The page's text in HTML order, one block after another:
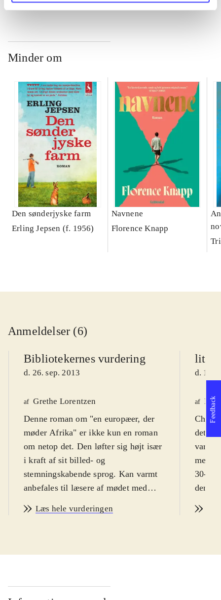
Minder om
Den sønderjyske farm
Erling Jepsen (f. 1956)
Navnene
Florence Knapp
Anmeldelser (6)
Bibliotekernes vurdering
d. 26. sep. 2013
af Grethe Lorentzen
Denne roman om "en europæer, der
møder Afrika" er ikke kun en roman
om netop det. Den løfter sig højt især
i kraft af sit billed- og
stemningskabende sprog. Kan varmt
anbefales til læsere af mødet med
holder af en god roman om møder
romaner og digte, som kredser om
eksistentielle problemstillinger. 30-
Læs hele vurderingen
d. 10.
af
det
varme
med
30-
den
Feedback